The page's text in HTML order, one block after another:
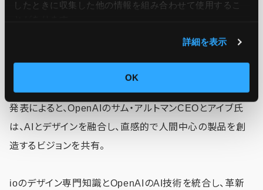
したときに収集した他の情報を組み合わせて使用​​するこ
詳細を表示
OK
ザイン企業を買収
発表によると、OpenAIのサム・アルトマンCEOとアイブ氏
は、AIとデザインを融合し、直感的で人間中心の製品を創
造するビジョンを共有。
ioのデザイン専門知識とOpenAIのAI技術を統合し、革新